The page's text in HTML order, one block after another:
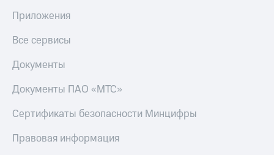
Приложения
Все сервисы
Документы
Документы ПАО «МТС»
Сертификаты безопасности Минцифры
Правовая информация